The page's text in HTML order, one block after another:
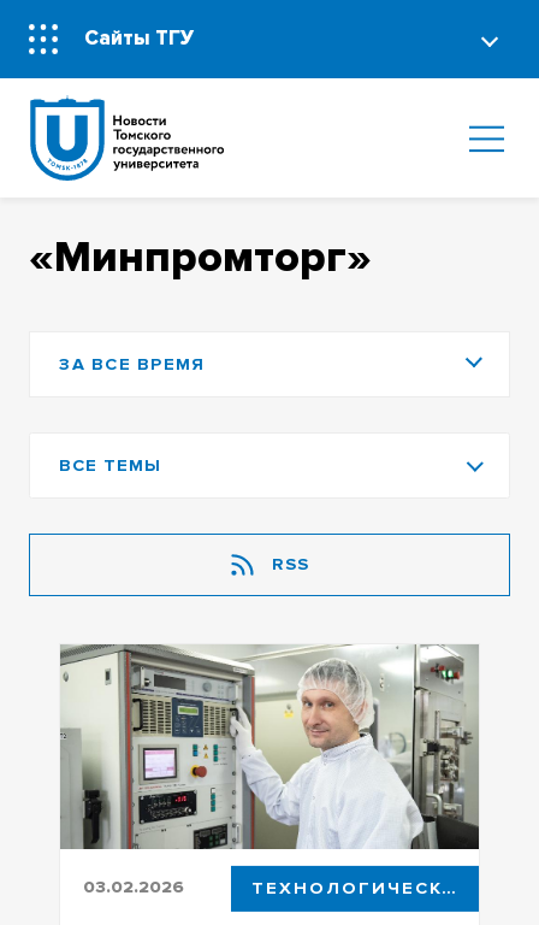
Сайты ТГУ
«Минпромторг»
ЗА ВСЕ ВРЕМЯ
ВСЕ ТЕМЫ
RSS
03.02.2026 ТЕХНОЛОГИЧЕСКОЕ ЛИДЕРСТВО